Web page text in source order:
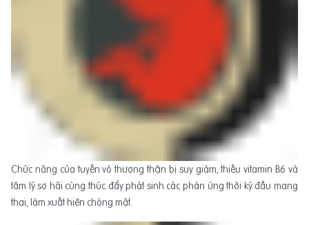
Chức năng của tuyến vỏ thượng thận bị suy giảm, thiếu vitamin B6 và
tâm lý sợ hãi cùng thúc đẩy phát sinh các phản ứng thời kỳ đầu mang
thai, làm xuất hiện chóng mặt.